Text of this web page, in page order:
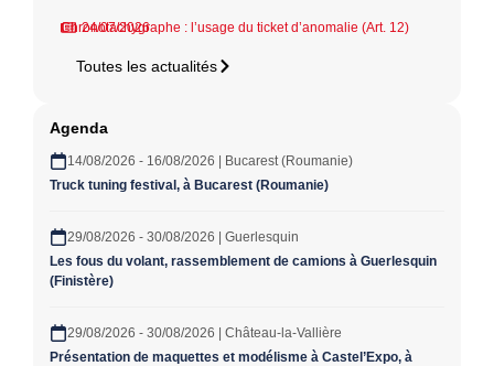
24/07/2026
Chronotachygraphe : l’usage du ticket d’anomalie (Art. 12)
Toutes les actualités
Agenda
14/08/2026 - 16/08/2026 | Bucarest (Roumanie)
Truck tuning festival, à Bucarest (Roumanie)
29/08/2026 - 30/08/2026 | Guerlesquin
Les fous du volant, rassemblement de camions à Guerlesquin
(Finistère)
29/08/2026 - 30/08/2026 | Château-la-Vallière
Présentation de maquettes et modélisme à Castel’Expo, à